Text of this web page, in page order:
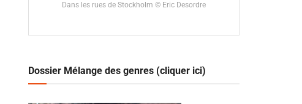
Dans les rues de Stockholm © Eric Desordre
Dossier Mélange des genres (cliquer ici)